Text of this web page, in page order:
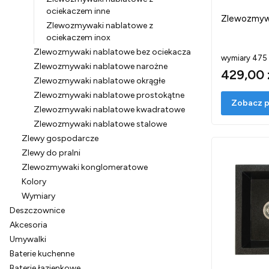
ociekaczem inne
Zlewozmywaki nablatowe z
ociekaczem inox
Zlewozmywaki nablatowe bez ociekacza
Zlewozmywaki nablatowe narożne
Zlewozmywaki nablatowe okrągłe
Zlewozmywaki nablatowe prostokątne
Zlewozmywaki nablatowe kwadratowe
Zlewozmywaki nablatowe stalowe
Zlewy gospodarcze
Zlewy do pralni
Zlewozmywaki konglomeratowe
Kolory
Wymiary
Deszczownice
Akcesoria
Umywalki
Baterie kuchenne
wymiary 475
429,00
Zobacz